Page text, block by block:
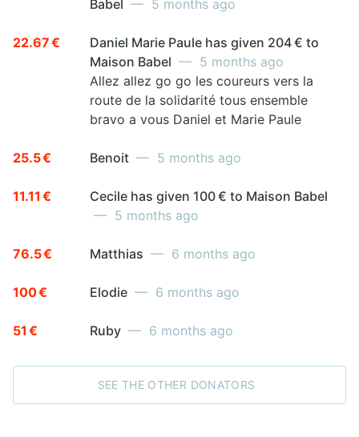
Babel — 5 months ago
22.67 €
Daniel Marie Paule has given 204 € to
Maison Babel — 5 months ago
Allez allez go go les coureurs vers la
route de la solidarité tous ensemble
bravo a vous Daniel et Marie Paule
25.5 € Benoit — 5 months ago
11.11 €
Cecile has given 100 € to Maison Babel
— 5 months ago
76.5 € Matthias — 6 months ago
100 € Elodie — 6 months ago
51 € Ruby — 6 months ago
SEE THE OTHER DONATORS